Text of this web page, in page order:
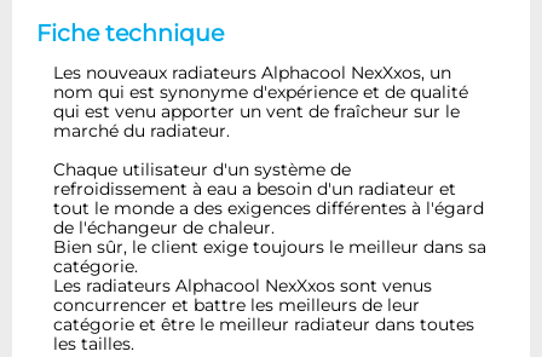
Fiche technique
Les nouveaux radiateurs Alphacool NexXxos, un
nom qui est synonyme d'expérience et de qualité
qui est venu apporter un vent de fraîcheur sur le
marché du radiateur.
Chaque utilisateur d'un système de
refroidissement à eau a besoin d'un radiateur et
tout le monde a des exigences différentes à l'égard
de l'échangeur de chaleur.
Bien sûr, le client exige toujours le meilleur dans sa
catégorie.
Les radiateurs Alphacool NexXxos sont venus
concurrencer et battre les meilleurs de leur
catégorie et être le meilleur radiateur dans toutes
les tailles.